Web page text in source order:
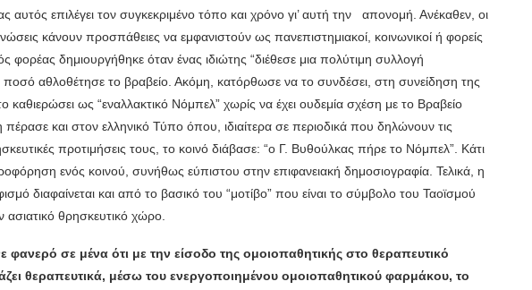
αυτός επιλέγει τον συγκεκριμένο τόπο και χρόνο γι’ αυτή την απονομή. Ανέκαθεν, οι
κάνουν προσπάθειες να εμφανιστούν ως πανεπιστημιακοί, κοινωνικοί ή φορείς
φορέας δημιουργήθηκε όταν ένας ιδιώτης “διέθεσε μια πολύτιμη συλλογή
αθλοθέτησε το βραβείο. Ακόμη, κατόρθωσε να το συνδέσει, στη συνείδηση της
καθιερώσει ως “εναλλακτικό Νόμπελ” χωρίς να έχει ουδεμία σχέση με το Βραβείο
και στον ελληνικό Τύπο όπου, ιδιαίτερα σε περιοδικά που δηλώνουν τις
προτιμήσεις τους, το κοινό διάβασε: “ο Γ. Βυθούλκας πήρε το Νόμπελ”. Κάτι
ενός κοινού, συνήθως εύπιστου στην επιφανειακή δημοσιογραφία. Τελικά, η
διαφαίνεται και από το βασικό του “μοτίβο” που είναι το σύμβολο του Ταοϊσμού
ασιατικό θρησκευτικό χώρο.
φανερό σε μένα ότι με την είσοδο της ομοιοπαθητικής στο θεραπευτικό
θεραπευτικά, μέσω του ενεργοποιημένου ομοιοπαθητικού φαρμάκου, το